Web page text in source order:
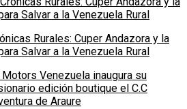
Rurales: Cuper Andazora y la
Salvar a la Venezuela Rural